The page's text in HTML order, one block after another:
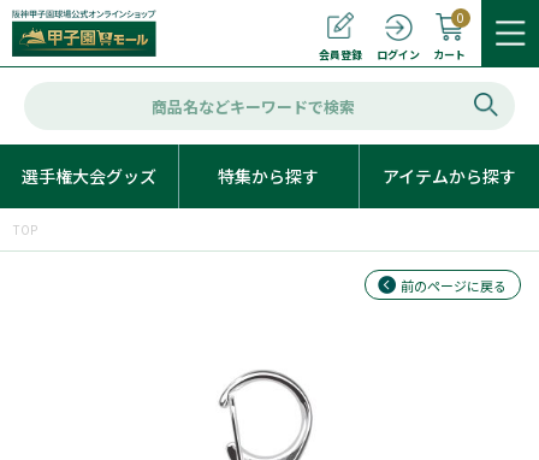
会員登録 ログイン カート
0
選手権大会グッズ 特集から探す アイテムから探す
TOP
前のページに戻る